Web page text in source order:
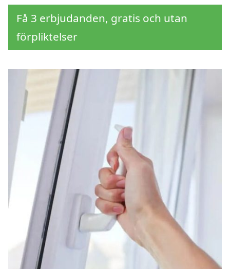
Få 3 erbjudanden, gratis och utan
förpliktelser